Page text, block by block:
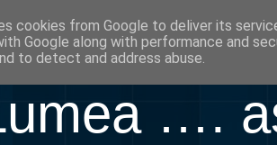
….
cookies from Google to deliver its
Google along with performance and
to detect and address abuse.